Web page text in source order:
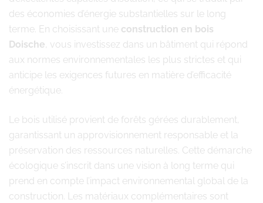
des économies d’énergie substantielles sur le long
terme. En choisissant une construction en bois
Doische , vous investissez dans un bâtiment qui répond
aux normes environnementales les plus strictes et qui
anticipe les exigences futures en matière d’efficacité
énergétique.
Le bois utilisé provient de forêts gérées durablement,
garantissant un approvisionnement responsable et la
préservation des ressources naturelles. Cette démarche
écologique s’inscrit dans une vision à long terme qui
prend en compte l’impact environnemental global de la
construction. Les matériaux complémentaires sont